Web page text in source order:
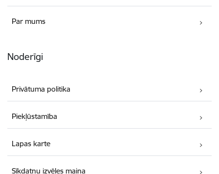
Par mums
Noderīgi
Privātuma politika
Piekļūstamība
Lapas karte
Sīkdatņu izvēles maiņa